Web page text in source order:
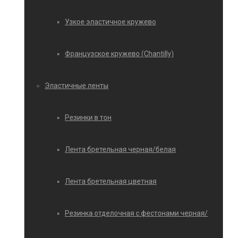
Узкое эластичное кружево
Французское кружево (Chantilly)
Эластичные ленты
Резинки в тон
Лента бретельная черная/белая
Лента бретельная цветная
Резинка отделочная с фестонами черная/